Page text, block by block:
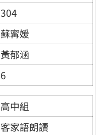
304
蘇寗媛
黃郁涵
6
高中組
客家語朗讀